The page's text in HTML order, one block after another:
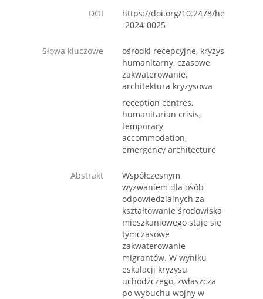
DOI
https://doi.org/10.2478/he
-2024-0025
Słowa kluczowe
ośrodki recepcyjne, kryzys
humanitarny, czasowe
zakwaterowanie,
architektura kryzysowa
reception centres,
humanitarian crisis,
temporary
accommodation,
emergency architecture
Abstrakt
Współczesnym
wyzwaniem dla osób
odpowiedzialnych za
kształtowanie środowiska
mieszkaniowego staje się
tymczasowe
zakwaterowanie
migrantów. W wyniku
eskalacji kryzysu
uchodźczego, zwłaszcza
po wybuchu wojny w